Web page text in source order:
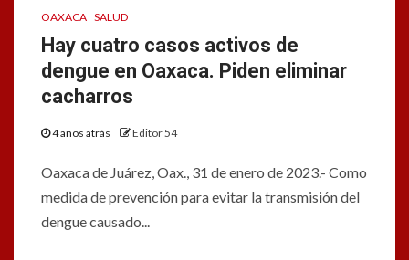
OAXACA SALUD
Hay cuatro casos activos de
dengue en Oaxaca. Piden eliminar
cacharros
4 años atrás Editor 54
Oaxaca de Juárez, Oax., 31 de enero de 2023.- Como
medida de prevención para evitar la transmisión del
dengue causado...